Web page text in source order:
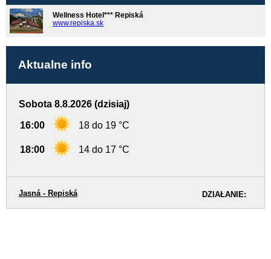
Wellness Hotel*** Repiská
www.repiska.sk
Aktualne info
Sobota 8.8.2026 (dzisiaj)
16:00 18 do 19 °C
18:00 14 do 17 °C
DZIAŁANIE:
Jasná - Repiská